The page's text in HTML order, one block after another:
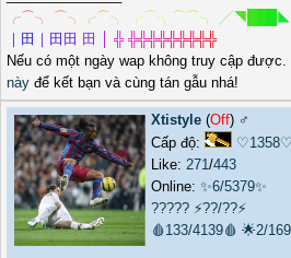
╭⌒╮ ⌒╮ ╭⌒╮ ╭⌒╮ ⌒⌒╮ ╱◥ ◣
｜ 田 ｜ 田 田 田 ╬ ╬╬╬╬╬╬╬╬╬
Nếu có một ngày wap không truy cập được.
này để kết bạn và cùng tán gẫu nhá!
Xtistyle (Off) ♂️
Cấp độ:
♡1358♡
Like: 271/443
Online: ✨6/5379✨
????? ⚡??/??⚡
🩸133/4139🩸 🌟2/